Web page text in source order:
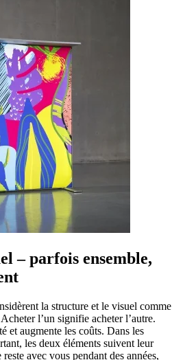
– parfois ensemble,
la structure et le visuel comme
l’un signifie acheter l’autre.
et augmente les coûts. Dans les
les deux éléments suivent leur
avec vous pendant des années,